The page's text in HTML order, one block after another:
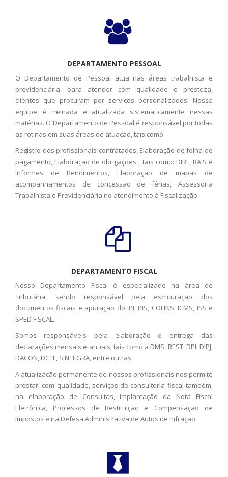
DEPARTAMENTO PESSOAL
O Departamento de Pessoal atua nas áreas trabalhista e
previdenciária, para atender com qualidade e presteza,
clientes que procuram por serviços personalizados. Nossa
equipe é treinada e atualizada sistematicamente nessas
matérias. O Departamento de Pessoal é responsável por todas
as rotinas em suas áreas de atuação, tais como:
Registro dos profissionais contratados, Elaboração de folha de
pagamento, Elaboração de obrigações , tais como: DIRF, RAIS e
Informes de Rendimentos, Elaboração de mapas de
acompanhamentos de concessão de férias, Assessoria
Trabalhista e Previdenciária no atendimento à Fiscalização.
DEPARTAMENTO FISCAL
Nosso Departamento Fiscal é especializado na área de
Tributária, sendo responsável pela escrituração dos
documentos fiscais e apuração do IPI, PIS, COFINS, ICMS, ISS e
SPED FISCAL.
Somos responsáveis pela elaboração e entrega das
declarações mensais e anuais, tais como a DMS, REST, DPI, DIPJ,
DACON, DCTF, SINTEGRA, entre outras.
A atualização permanente de nossos profissionais nos permite
prestar, com qualidade, serviços de consultoria fiscal também,
na elaboração de Consultas, Implantação da Nota Fiscal
Eletrônica, Processos de Restituição e Compensação de
Impostos e na Defesa Administrativa de Autos de Infração.